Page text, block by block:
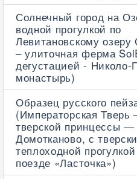
Солнечный город на
водной прогулкой по
Левитановскому
– улиточная ферма
дегустацией -
монастырь)
Образец русского
(Императорская
тверской принцессы
Домотканово, с
теплоходной
поезде «Ласточка»)